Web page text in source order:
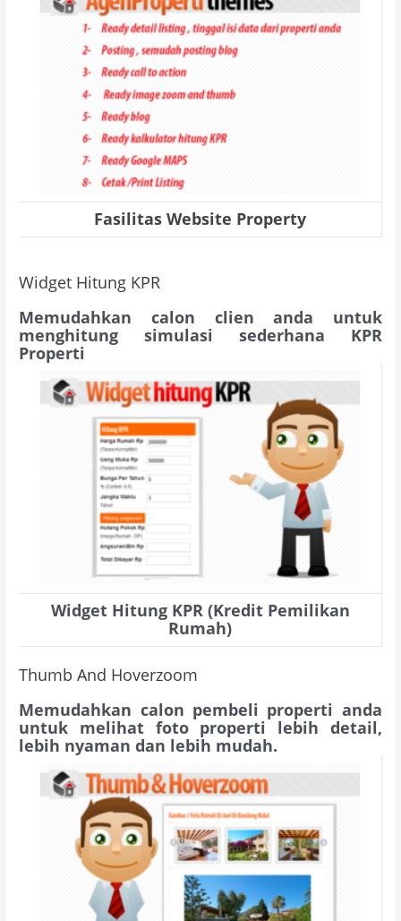
Fasilitas Website Property
Widget Hitung KPR
Memudahkan calon clien anda untuk
menghitung simulasi sederhana KPR
Properti
Widget Hitung KPR (Kredit Pemilikan
Rumah)
Thumb And Hoverzoom
Memudahkan calon pembeli properti anda
untuk melihat foto properti lebih detail,
lebih nyaman dan lebih mudah.